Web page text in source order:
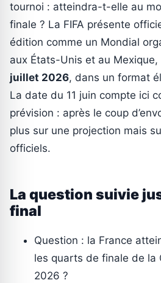
tournoi : atteindra-t-elle au
finale ? La FIFA présente
édition comme un Mondial
aux États-Unis et au Mexique,
juillet 2026, dans un format
La date du 11 juin compte ici
prévision : après le coup
plus sur une projection mais
officiels.
La question suivie
final
Question : la France
les quarts de finale de la
2026 ?